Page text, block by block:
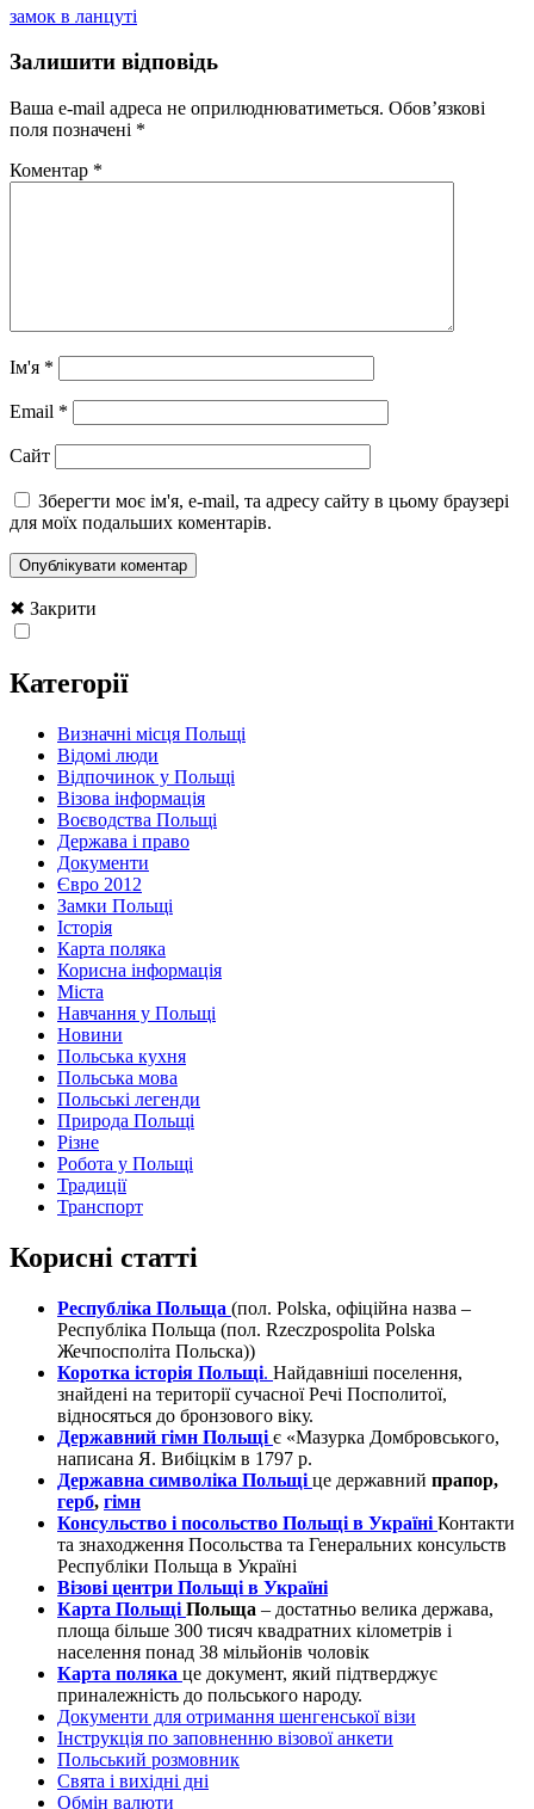
замок в ланцуті
Залишити відповідь
Ваша e-mail адреса не оприлюднюватиметься. Обов’язкові
поля позначені *
Коментар *
Ім'я *
Email *
Сайт
Зберегти моє ім'я, e-mail, та адресу сайту в цьому браузері
для моїх подальших коментарів.
✖ Закрити
Категорії
Визначні місця Польщі
Відомі люди
Відпочинок у Польщі
Візова інформація
Воєводства Польщі
Держава і право
Документи
Євро 2012
Замки Польщі
Історія
Карта поляка
Корисна інформація
Міста
Навчання у Польщі
Новини
Польська кухня
Польська мова
Польські легенди
Природа Польщі
Різне
Робота у Польщі
Традиції
Транспорт
Корисні статті
Республіка Польща (пол. Polska, офіційна назва –
Республіка Польща (пол. Rzeczpospolita Polska
Жечпосполіта Польска))
Коротка історія Польщі. Найдавніші поселення,
знайдені на території сучасної Речі Посполитої,
відносяться до бронзового віку.
Державний гімн Польщі є «Мазурка Домбровського,
написана Я. Вибіцкім в 1797 р.
Державна символіка Польщі це державний прапор,
герб, гімн
Консульство і посольство Польщі в Україні Контакти
та знаходження Посольства та Генеральних консульств
Республіки Польща в Україні
Візові центри Польщі в Україні
Карта Польщі Польща – достатньо велика держава,
площа більше 300 тисяч квадратних кілометрів і
населення понад 38 мільйонів чоловік
Карта поляка це документ, який підтверджує
приналежність до польського народу.
Документи для отримання шенгенської візи
Інструкція по заповненню візової анкети
Польський розмовник
Свята і вихідні дні
Обмін валюти